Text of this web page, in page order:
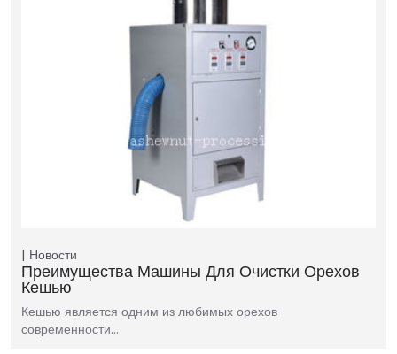
Новости
Преимущества Машины Для Очистки Орехов
Кешью
Кешью является одним из любимых орехов
современности…